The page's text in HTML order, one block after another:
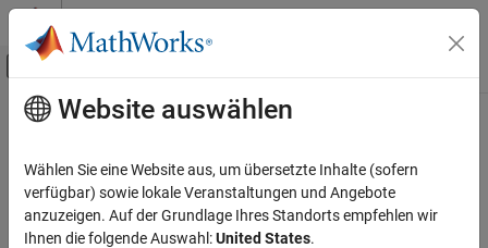
Weiter zum Inhalt
Umschaltung für Off-Canvas-
Startseite der Dokumentation
Hauptinhalt
How useful was this information?
Website auswählen
Wählen Sie eine Website aus, um übersetzte Inhalte (sofern
verfügbar) sowie lokale Veranstaltungen und Angebote
anzuzeigen. Auf der Grundlage Ihres Standorts empfehlen wir
Ihnen die folgende Auswahl:United States.